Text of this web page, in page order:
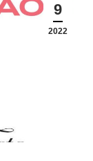
9
2022